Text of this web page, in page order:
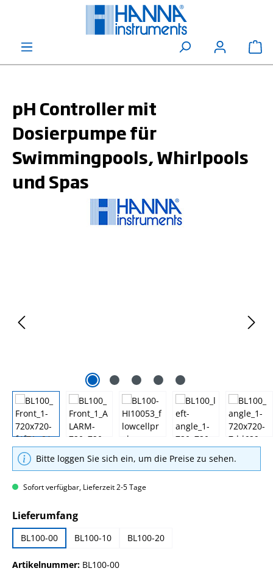
pH Controller mit
Dosierpumpe für
Swimmingpools, Whirlpools
und Spas
Bitte loggen Sie sich ein, um die Preise zu sehen.
Sofort verfügbar, Lieferzeit 2-5 Tage
Lieferumfangauswählen
BL100-00 BL100-10 BL100-20
Artikelnummer: BL100-00